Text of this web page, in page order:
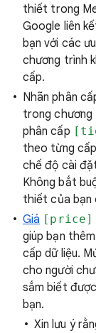
thiết trong
Google liên
bạn với các
chương trình
cấp.
Nhãn phân
trong chương
phân cấp
theo từng
chế độ cài
Không bắt
thiết của bạn
Giá [price]
giúp bạn
cấp dữ liệu.
cho người
sắm biết
bạn.
Xin lưu ý